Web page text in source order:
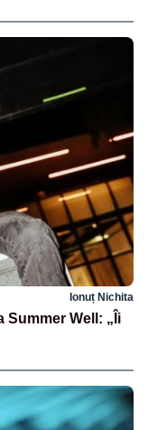
Ionuț Nichita
Summer Well: „Îi